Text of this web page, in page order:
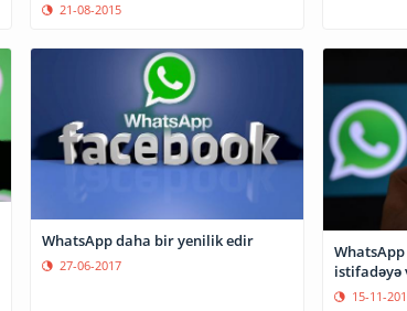
21-08-2015
WhatsApp daha bir yenilik edir
27-06-2017
WhatsApp
istifadəyə
15-11-